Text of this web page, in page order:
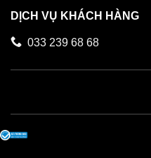
DỊCH VỤ KHÁCH HÀNG
033 239 68 68